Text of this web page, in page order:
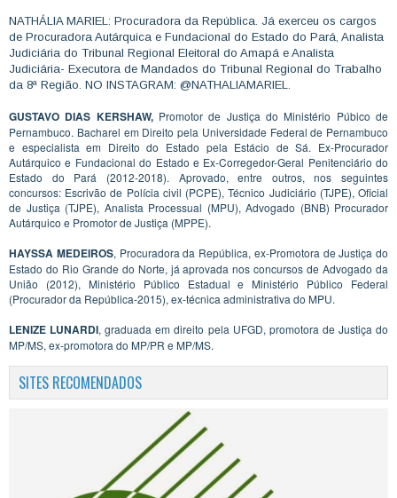
NATHÁLIA MARIEL: Procuradora da República. Já exerceu os cargos
de Procuradora Autárquica e Fundacional do Estado do Pará, Analista
Judiciária do Tribunal Regional Eleitoral do Amapá e Analista
Judiciária- Executora de Mandados do Tribunal Regional do Trabalho
da 8ª Região. NO INSTAGRAM: @NATHALIAMARIEL.
GUSTAVO DIAS KERSHAW, Promotor de Justiça do Ministério Púbico de
Pernambuco. Bacharel em Direito pela Universidade Federal de Pernambuco
e especialista em Direito do Estado pela Estácio de Sá. Ex-Procurador
Autárquico e Fundacional do Estado e Ex-Corregedor-Geral Penitenciário do
Estado do Pará (2012-2018). Aprovado, entre outros, nos seguintes
concursos: Escrivão de Polícia civil (PCPE), Técnico Judiciário (TJPE), Oficial
de Justiça (TJPE), Analista Processual (MPU), Advogado (BNB) Procurador
Autárquico e Promotor de Justiça (MPPE).
HAYSSA MEDEIROS, Procuradora da República, ex-Promotora de Justiça do
Estado do Rio Grande do Norte, já aprovada nos concursos de Advogado da
União (2012), Ministério Público Estadual e Ministério Público Federal
(Procurador da República-2015), ex-técnica administrativa do MPU.
LENIZE LUNARDI, graduada em direito pela UFGD, promotora de Justiça do
MP/MS, ex-promotora do MP/PR e MP/MS.
SITES RECOMENDADOS